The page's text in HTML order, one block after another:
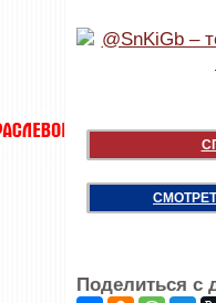
Поделиться с